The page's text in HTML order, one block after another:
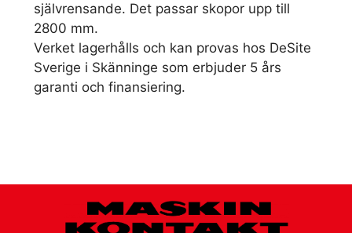
självrensande. Det passar skopor upp till
2800 mm.
Verket lagerhålls och kan provas hos DeSite
Sverige i Skänninge som erbjuder 5 års
garanti och finansiering.